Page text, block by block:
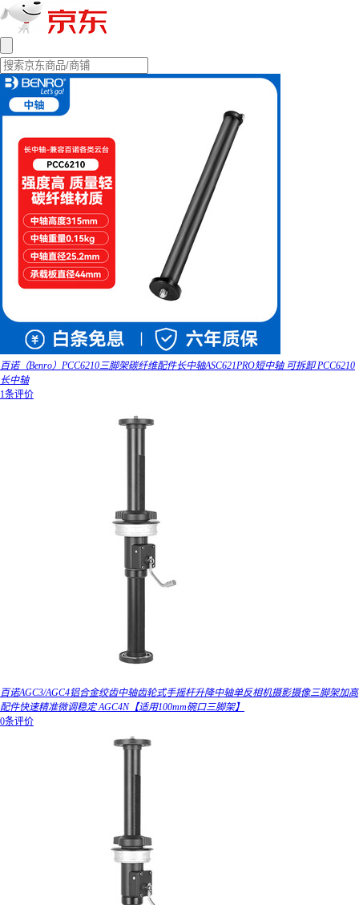
百诺（Benro）PCC6210三脚架碳纤维配件长中轴ASC621PRO短中轴 可拆卸 PCC6210
长中轴
1条评价
百诺AGC3/AGC4铝合金绞齿中轴齿轮式手摇杆升降中轴单反相机摄影摄像三脚架加高
配件快速精准微调稳定 AGC4N【适用100mm碗口三脚架】
0条评价